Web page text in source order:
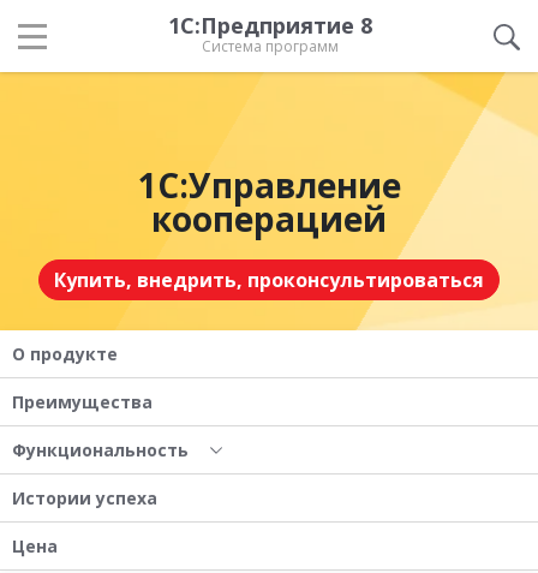
1С:Предприятие 8
Система программ
1С:Управление
кооперацией
Купить, внедрить, проконсультироваться
О продукте
Преимущества
Функциональность
Истории успеха
Цена